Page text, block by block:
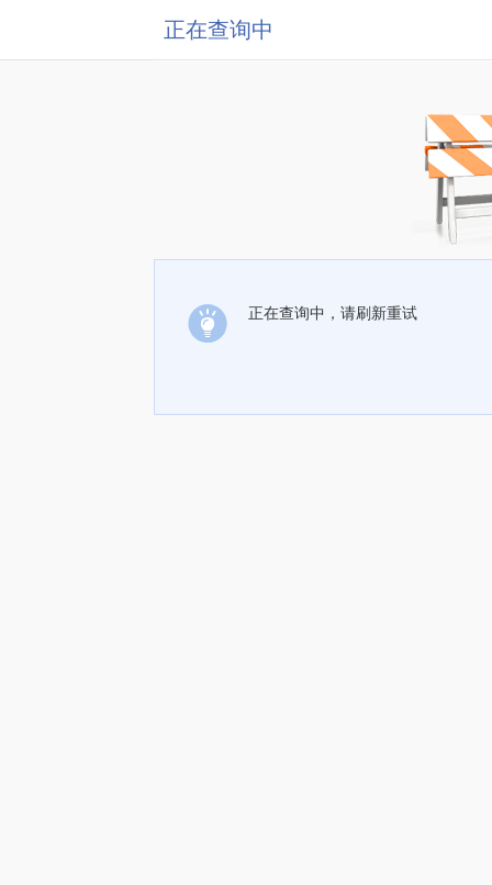
正在查询中
正在查询中，请刷新重试